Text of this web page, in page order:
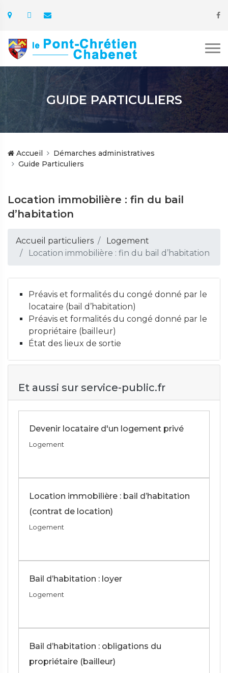
GUIDE PARTICULIERS
Accueil
Démarches administratives
Guide Particuliers
Location immobilière : fin du bail
d’habitation
Accueil particuliers
Logement
Location immobilière : fin du bail d’habitation
Préavis et formalités du congé donné par le
locataire (bail d’habitation)
Préavis et formalités du congé donné par le
propriétaire (bailleur)
État des lieux de sortie
Et aussi sur service-public.fr
Devenir locataire d'un logement privé
Logement
Location immobilière : bail d’habitation
(contrat de location)
Logement
Bail d’habitation : loyer
Logement
Bail d’habitation : obligations du
propriétaire (bailleur)